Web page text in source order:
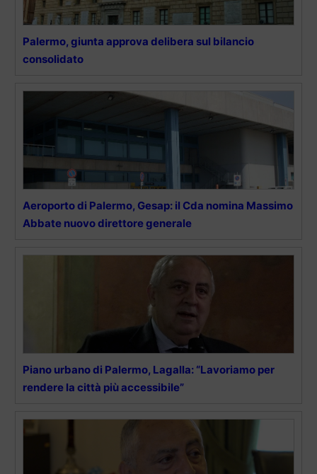
Palermo, giunta approva delibera sul bilancio
consolidato
Aeroporto di Palermo, Gesap: il Cda nomina Massimo
Abbate nuovo direttore generale
Piano urbano di Palermo, Lagalla: “Lavoriamo per
rendere la città più accessibile”